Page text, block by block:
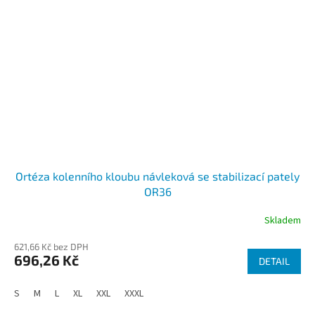
Ortéza kolenního kloubu návleková se stabilizací pately
OR36
Skladem
621,66 Kč bez DPH
696,26 Kč DETAIL
S M L XL XXL XXXL